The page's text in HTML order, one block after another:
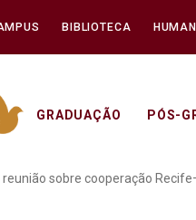
BIBLIOTECA
GRADUAÇÃO PÓS-
reunião sobre cooperação